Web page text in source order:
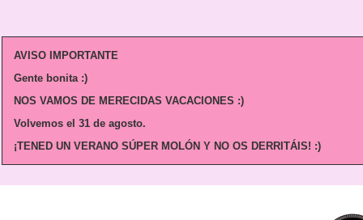
AVISO IMPORTANTE
Gente bonita :)
NOS VAMOS DE MERECIDAS VACACIONES :)
Volvemos el 31 de agosto.
¡TENED UN VERANO SÚPER MOLÓN Y NO OS DERRITÁIS! :)